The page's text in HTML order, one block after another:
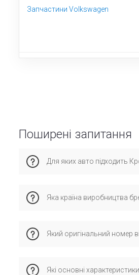
Запчастини Volkswagen
Поширені запитання
Для яких авто підходить
помилок при установці.
Яка країна виробництва
стандартам і перевірену
Який оригінальний номер
автомобілем.
Які основні